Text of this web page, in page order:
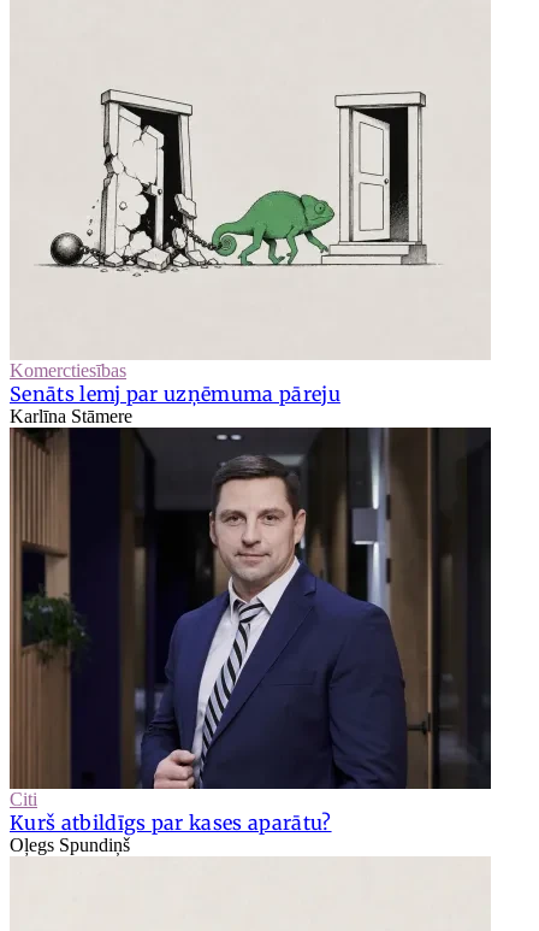
Komerctiesības
Senāts lemj par uzņēmuma pāreju
Karlīna Stāmere
Citi
Kurš atbildīgs par kases aparātu?
Oļegs Spundiņš